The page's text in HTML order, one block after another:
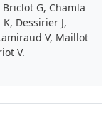
G, Chamla
Dessirier J,
V, Maillot
V.